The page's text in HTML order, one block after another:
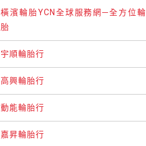
橫濱輪胎YCN全球服務網─全方位輪
胎
宇順輪胎行
高興輪胎行
動能輪胎行
嘉昇輪胎行